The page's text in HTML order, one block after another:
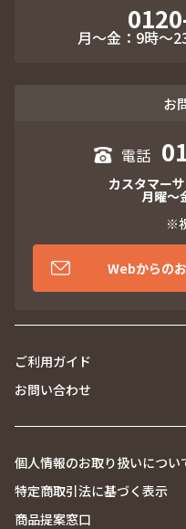
月～金：9時～
お
カスタマー
月曜～
※
Webからの
ご利用ガイド
お問い合わせ
個人情報のお取り扱いについ
特定商取引法に基づく表示
商品提案窓口